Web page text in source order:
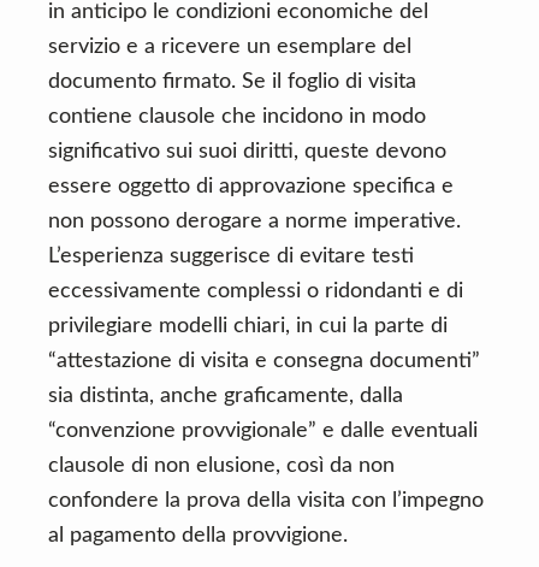
in anticipo le condizioni economiche del
servizio e a ricevere un esemplare del
documento firmato. Se il foglio di visita
contiene clausole che incidono in modo
significativo sui suoi diritti, queste devono
essere oggetto di approvazione specifica e
non possono derogare a norme imperative.
L’esperienza suggerisce di evitare testi
eccessivamente complessi o ridondanti e di
privilegiare modelli chiari, in cui la parte di
“attestazione di visita e consegna documenti”
sia distinta, anche graficamente, dalla
“convenzione provvigionale” e dalle eventuali
clausole di non elusione, così da non
confondere la prova della visita con l’impegno
al pagamento della provvigione.